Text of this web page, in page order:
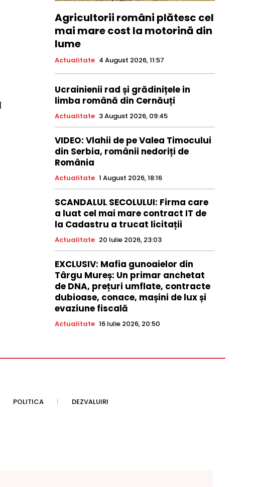
Agricultorii români plătesc cel
mai mare cost la motorină din
lume
Actualitate 4 August 2026, 11:57
Ucrainienii rad și grădinițele in
limba română din Cernăuți
Actualitate 3 August 2026, 09:45
VIDEO: Vlahii de pe Valea Timocului
din Serbia, românii nedoriți de
România
Actualitate 1 August 2026, 18:16
SCANDALUL SECOLULUI: Firma care
a luat cel mai mare contract IT de
la Cadastru a trucat licitații
Actualitate 20 Iulie 2026, 23:03
EXCLUSIV: Mafia gunoaielor din
Târgu Mureș: Un primar anchetat
de DNA, prețuri umflate, contracte
dubioase, conace, mașini de lux și
evaziune fiscală
Actualitate 16 Iulie 2026, 20:50
POLITICA DEZVALUIRI